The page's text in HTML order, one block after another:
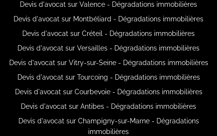
Devis d'avocat sur Valence - Dégradations immobilières
Devis d'avocat sur Montbéliard - Dégradations immobilières
Devis d'avocat sur Créteil - Dégradations immobilières
Devis d'avocat sur Versailles - Dégradations immobilières
Devis d'avocat sur Vitry-sur-Seine - Dégradations immobilières
Devis d'avocat sur Tourcoing - Dégradations immobilières
Devis d'avocat sur Courbevoie - Dégradations immobilières
Devis d'avocat sur Antibes - Dégradations immobilières
Devis d'avocat sur Champigny-sur-Marne - Dégradations
immobilières